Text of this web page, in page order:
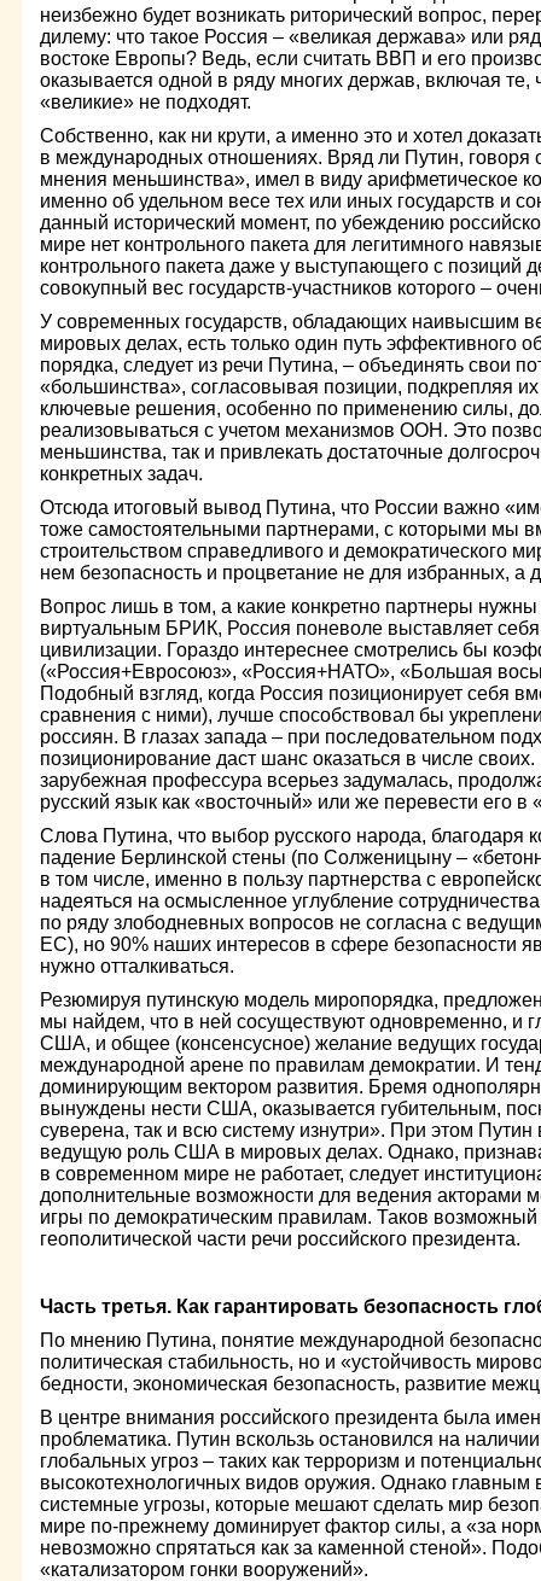
неизбежно будет возникать риторический вопрос,
дилему: что такое Россия – «великая держава» или
востоке Европы? Ведь, если считать ВВП и его
оказывается одной в ряду многих держав, включая те,
«великие» не подходят.
Собственно, как ни крути, а именно это и хотел
в международных отношениях. Вряд ли Путин, говоря
мнения меньшинства», имел в виду арифметическое
именно об удельном весе тех или иных государств и
данный исторический момент, по убеждению
мире нет контрольного пакета для легитимного
контрольного пакета даже у выступающего с позиций
совокупный вес государств-участников которого –
У современных государств, обладающих наивысшим
мировых делах, есть только один путь эффективного
порядка, следует из речи Путина, – объединять свои
«большинства», согласовывая позиции, подкрепляя
ключевые решения, особенно по применению силы,
реализовываться с учетом механизмов ООН. Это
меньшинства, так и привлекать достаточные
конкретных задач.
Отсюда итоговый вывод Путина, что России важно
тоже самостоятельными партнерами, с которыми мы
строительством справедливого и демократического
нем безопасность и процветание не для избранных, а
Вопрос лишь в том, а какие конкретно партнеры
виртуальным БРИК, Россия поневоле выставляет
цивилизации. Гораздо интереснее смотрелись бы
(«Россия+Евросоюз», «Россия+НАТО», «Большая
Подобный взгляд, когда Россия позиционирует себя
сравнения с ними), лучше способствовал бы
россиян. В глазах запада – при последовательном
позиционирование даст шанс оказаться в числе
зарубежная профессура всерьез задумалась,
русский язык как «восточный» или же перевести его
Слова Путина, что выбор русского народа, благодаря
падение Берлинской стены (по Солженицыну –
в том числе, именно в пользу партнерства с
надеяться на осмысленное углубление
по ряду злободневных вопросов не согласна с
ЕС), но 90% наших интересов в сфере безопасности
нужно отталкиваться.
Резюмируя путинскую модель миропорядка,
мы найдем, что в ней сосуществуют одновременно, и
США, и общее (консенсусное) желание ведущих
международной арене по правилам демократии. И
доминирующим вектором развития. Бремя
вынуждены нести США, оказывается губительным,
суверена, так и всю систему изнутри». При этом Путин
ведущую роль США в мировых делах. Однако,
в современном мире не работает, следует
дополнительные возможности для ведения акторами
игры по демократическим правилам. Таков возможный
геополитической части речи российского президента.
Часть третья. Как гарантировать безопасность
По мнению Путина, понятие международной
политическая стабильность, но и «устойчивость
бедности, экономическая безопасность, развитие
В центре внимания российского президента была
проблематика. Путин вскользь остановился на
глобальных угроз – таких как терроризм и
высокотехнологичных видов оружия. Однако главным
системные угрозы, которые мешают сделать мир
мире по-прежнему доминирует фактор силы, а «за
невозможно спрятаться как за каменной стеной».
«катализатором гонки вооружений».